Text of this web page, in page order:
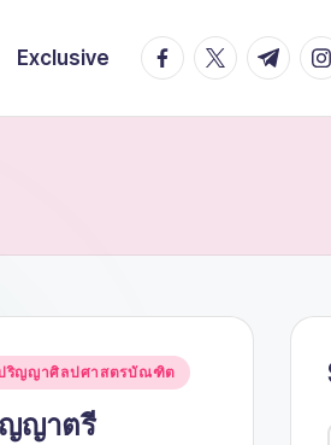
Exclusive facebook.com
twitter.com
t.me
ริญญาศิลปศาสตรบัณฑิต
ญญาตรี